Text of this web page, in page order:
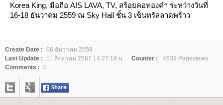
Korea King, มือถือ AIS LAVA, TV, สร้อยคอทองคำ ระหว่างวันที่
16-18 ธันวาคม 2559 ณ Sky Hall ชั้น 3 เซ็นทรัลลาดพร้าว
Create Date : 06 ธันวาคม 2559
Last Update :
11 สิงหาคม 2567 14:27:18 น. Counter :
4639 Pageviews.
Comments : 0